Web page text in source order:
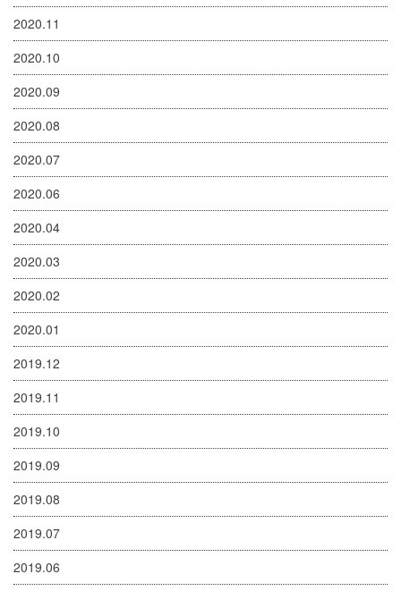
2020.11
2020.10
2020.09
2020.08
2020.07
2020.06
2020.04
2020.03
2020.02
2020.01
2019.12
2019.11
2019.10
2019.09
2019.08
2019.07
2019.06